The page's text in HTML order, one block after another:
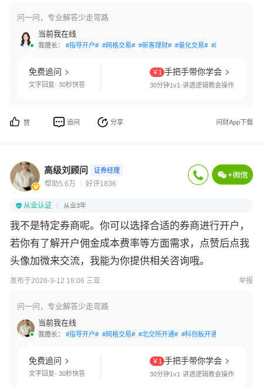
问一问，专业解答少走弯路
当前我在线
我擅长： #指导开户# #网格交易# #新客理财# #量化交易# #融资融券#
免费追问
文字回复· 30秒快答
￥1 手把手带你学会
30分钟1v1·讲透逻辑教会操作
赞 追问 分享 问财App下载
高级刘顾问 证券经理
帮助5.6万 好评1836
从业认证 从业3年
我不是特定券商呢。你可以选择合适的券商进行开户，
若你有了解开户佣金成本费率等方面需求，点赞后点我
头像加微来交流，我能为你提供相关咨询哦。
发布于2026-3-12 18:06 三亚 举报
问一问，专业解答少走弯路
当前我在线
我擅长： #指导开户# #网格交易# #北交所开通# #科创板开通#
免费追问
文字回复· 30秒快答
￥1 手把手带你学会
30分钟1v1·讲透逻辑教会操作